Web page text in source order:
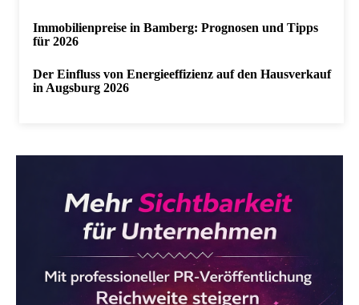
Immobilienpreise in Bamberg: Prognosen und Tipps
für 2026
Der Einfluss von Energieeffizienz auf den Hausverkauf
in Augsburg 2026